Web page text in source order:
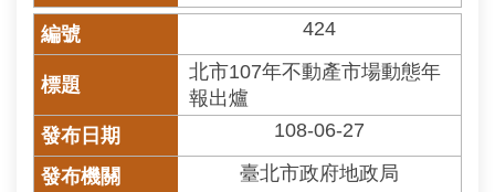
網
網
相
連
網
424
北市107年不動產市場動態年
報出爐
108-06-27
臺北市政府地政局